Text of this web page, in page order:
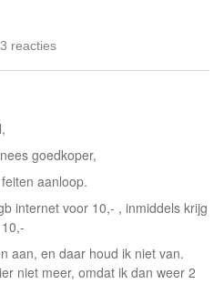
3 reacties
goedkoper,
aanloop.
internet voor 10,- , inmiddels krijg
aan, en daar houd ik niet van.
niet meer, omdat ik dan weer 2